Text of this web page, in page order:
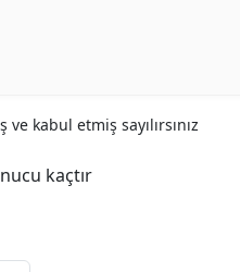
ve kabul etmiş sayılırsınız
kaçtır